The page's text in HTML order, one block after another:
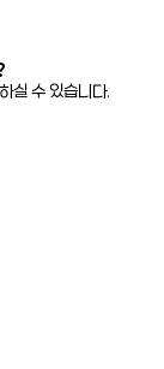
실 수 있습니다.